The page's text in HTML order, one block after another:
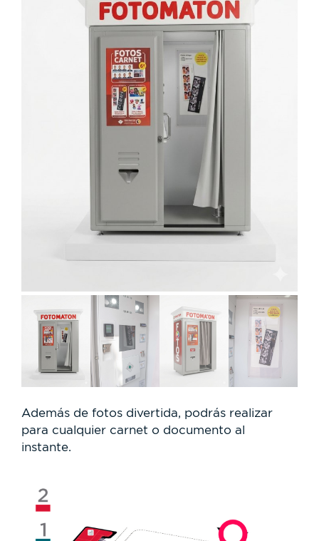
Además de fotos divertida, podrás realizar
para cualquier carnet o documento al
instante.